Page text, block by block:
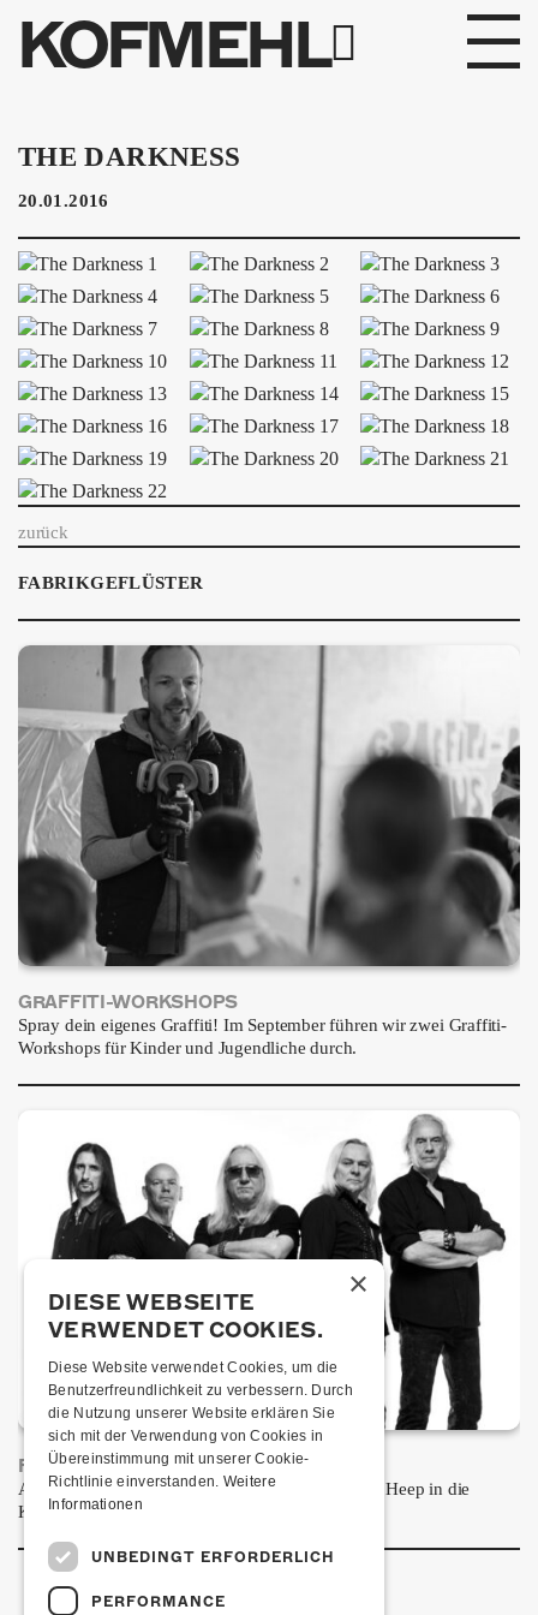
KOFMEHL
PROGRAMM
FABRIKGEFLÜSTER
GALERIE
FOTOGALERIE
PHOTOMAT
INFOS
KONTAKT
ÜBER UNS
GÖNNEREI
SHOP
MITMACHEN
THE DARKNESS
20.01.2016
zurück
FABRIKGEFLÜSTER
GRAFFITI-WORKSHOPS
Spray dein eigenes Graffiti! Im September führen wir zwei Graffiti-
Workshops für Kinder und Jugendliche durch.
FRISCH BESTÄTIGT: URIAH HEEP
Am Sonntag, 15. November 2026 kommen Uriah Heep in die
Kulturfabrik Kofmehl!
×
DIESE WEBSEITE
VERWENDET COOKIES.
Diese Website verwendet Cookies, um die
Benutzerfreundlichkeit zu verbessern. Durch
die Nutzung unserer Website erklären Sie
sich mit der Verwendung von Cookies in
Übereinstimmung mit unserer Cookie-
Richtlinie einverstanden. Weitere
Informationen
UNBEDINGT ERFORDERLICH
PERFORMANCE